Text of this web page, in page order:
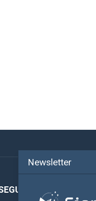
Newsletter